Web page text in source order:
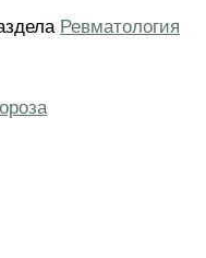
Ревматология